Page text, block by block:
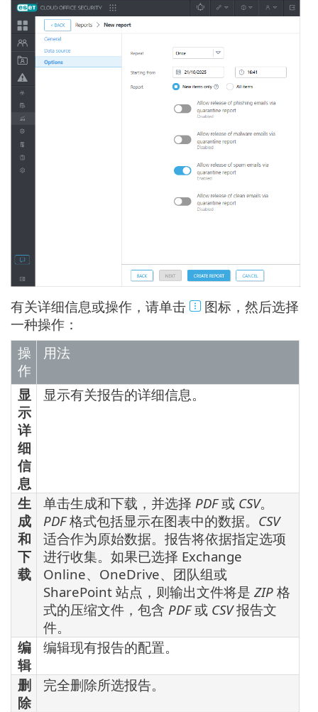
有关详细信息或操作，请单击
图标，然后选择
一种操作：
操
作
用法
显
示
详
细
信
息
显示有关报告的详细信息。
生
成
和
下
载
单击生成和下载，并选择 PDF或 CSV。
PDF格式包括显示在图表中的数据。 CSV
适合作为原始数据。报告将依据指定选项
进行收集。如果已选择 Exchange
Online、OneDrive、团队组或
SharePoint 站点，则输出文件将是 ZIP 格
式的压缩文件，包含 PDF或 CSV报告文
件。
编
辑
编辑现有报告的配置。
删
除
完全删除所选报告。